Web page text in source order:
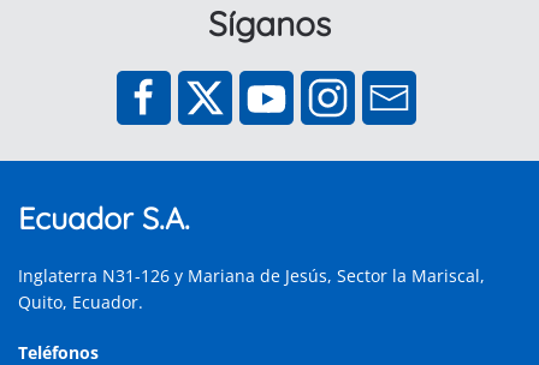
Síganos
Ecuador S.A.
Inglaterra N31-126 y Mariana de Jesús, Sector la Mariscal,
Quito, Ecuador.
Teléfonos